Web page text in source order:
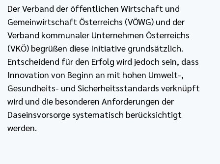
Der Verband der öffentlichen Wirtschaft und
Gemeinwirtschaft Österreichs (VÖWG) und der
Verband kommunaler Unternehmen Österreichs
(VKÖ) begrüßen diese Initiative grundsätzlich.
Entscheidend für den Erfolg wird jedoch sein, dass
Innovation von Beginn an mit hohen Umwelt-,
Gesundheits- und Sicherheitsstandards verknüpft
wird und die besonderen Anforderungen der
Daseinsvorsorge systematisch berücksichtigt
werden.